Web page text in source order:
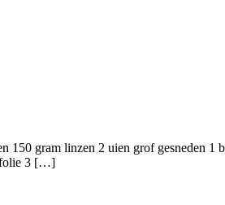
150 gram linzen 2 uien grof gesneden 1
3 […]